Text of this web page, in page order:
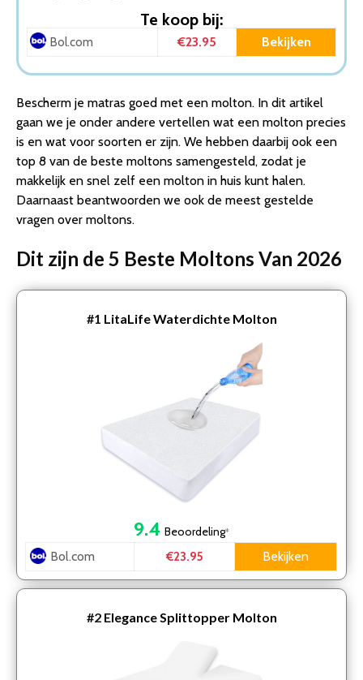
Te koop bij:
Bol.com €23.95 Bekijken
Bescherm je matras goed met een molton. In dit artikel
gaan we je onder andere vertellen wat een molton precies
is en wat voor soorten er zijn. We hebben daarbij ook een
top 8 van de beste moltons samengesteld, zodat je
makkelijk en snel zelf een molton in huis kunt halen.
Daarnaast beantwoorden we ook de meest gestelde
vragen over moltons.
Dit zijn de 5 Beste Moltons Van 2026
#1 LitaLife Waterdichte Molton
9.4 Beoordeling*
Bol.com €23.95 Bekijken
#2 Elegance Splittopper Molton